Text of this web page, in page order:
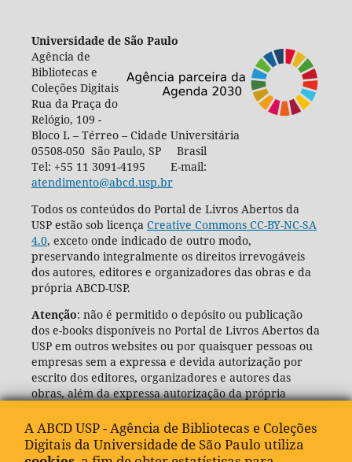
Universidade de São Paulo
Agência de
Bibliotecas e
Coleções Digitais
Rua da Praça do
Relógio, 109 -
Bloco L – Térreo – Cidade Universitária
05508-050 São Paulo, SP Brasil
Tel: +55 11 3091-4195 E-mail:
atendimento@abcd.usp.br
Todos os conteúdos do Portal de Livros Abertos da
USP estão sob licença Creative Commons CC-BY-NC-SA
4.0, exceto onde indicado de outro modo,
preservando integralmente os direitos irrevogáveis
dos autores, editores e organizadores das obras e da
própria ABCD-USP.
Atenção: não é permitido o depósito ou publicação
dos e-books disponíveis no Portal de Livros Abertos da
USP em outros websites ou por quaisquer pessoas ou
empresas sem a expressa e devida autorização por
escrito dos editores, organizadores e autores das
obras, além da expressa autorização da própria
(ABCD-USP).
A ABCD USP - Agência de Bibliotecas e Coleções
Digitais da Universidade de São Paulo utiliza